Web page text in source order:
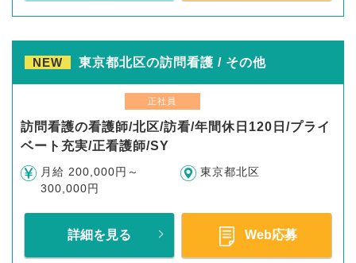
NEW 東京都北区の訪問看護 / その他
正社員
訪問看護の看護師/北区/訪看/年間休日120日/プライ
ベート充実/正看護師/SY
月給 200,000円～
300,000円
東京都北区
詳細を見る Web応募